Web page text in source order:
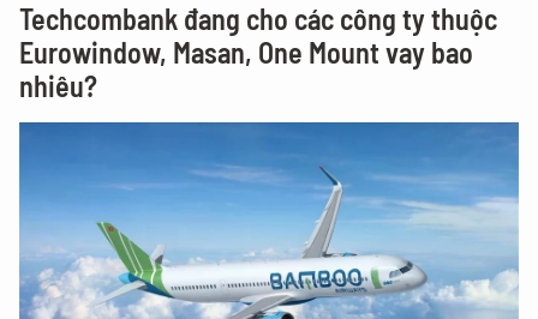
Techcombank đang cho các công ty thuộc
Eurowindow, Masan, One Mount vay bao
nhiêu?